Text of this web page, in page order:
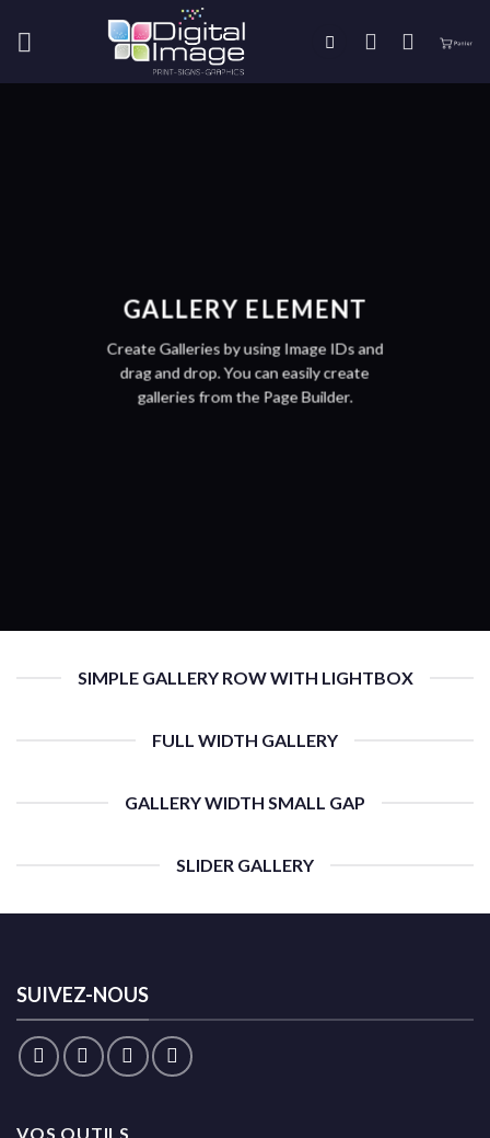
GALLERY ELEMENT
Create Galleries by using Image IDs and
drag and drop. You can easily create
galleries from the Page Builder.
SIMPLE GALLERY ROW WITH LIGHTBOX
FULL WIDTH GALLERY
GALLERY WIDTH SMALL GAP
SLIDER GALLERY
SUIVEZ-NOUS
VOS OUTILS